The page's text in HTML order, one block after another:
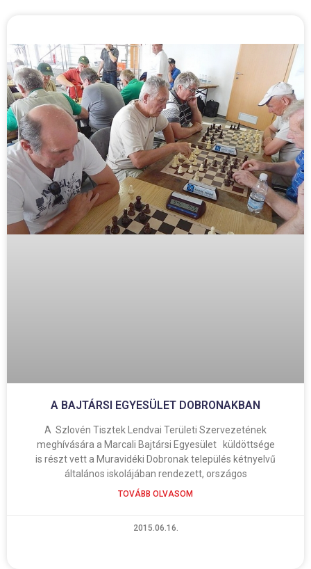
A BAJTÁRSI EGYESÜLET DOBRONAKBAN
A Szlovén Tisztek Lendvai Területi Szervezetének
meghívására a Marcali Bajtársi Egyesület küldöttsége
is részt vett a Muravidéki Dobronak település kétnyelvű
általános iskolájában rendezett, országos
TOVÁBB OLVASOM
2015.06.16.